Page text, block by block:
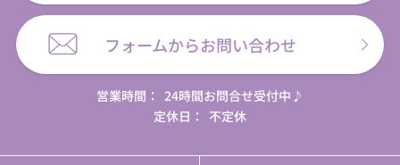
フォームからお問い合わせ
営業時間：
24時間お問合せ受付中♪
定休日：
不定休